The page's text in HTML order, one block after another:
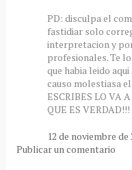
PD: disculpa el
fastidiar solo
interpretacion y
profesionales. Te
que habia leido
causo molestiasa el
ESCRIBES LO VA
QUE ES VERDAD!!!
12 de noviembre de
Publicar un comentario